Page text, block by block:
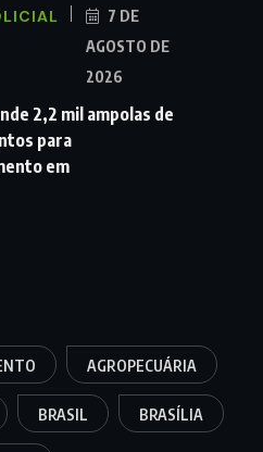
7 DE
AGOSTO DE
2026
2,2 mil ampolas de
para
em
AGROPECUÁRIA
BRASIL BRASÍLIA